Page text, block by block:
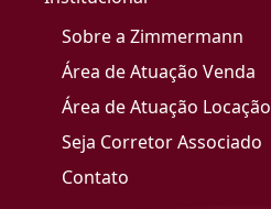
Sobre a Zimmermann
Área de Atuação Venda
Área de Atuação Locação
Seja Corretor Associado
Contato